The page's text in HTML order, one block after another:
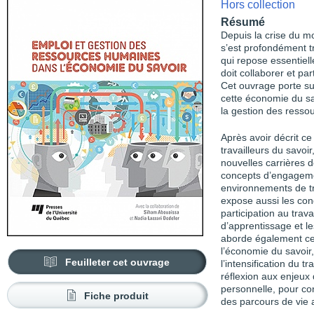
Feuilleter cet ouvrage
Fiche produit
Hors collection
Résumé
Depuis la crise du
s’est profondément
qui repose
doit collaborer et
Cet ouvrage porte
cette économie du
la gestion des
Après avoir décrit ce
travailleurs du
nouvelles carrières
concepts
environnements de
expose aussi les
participation au
d’apprentissage et
aborde également
l’économie du
l’intensification du
réflexion aux enjeux
personnelle, pour
des parcours de vie